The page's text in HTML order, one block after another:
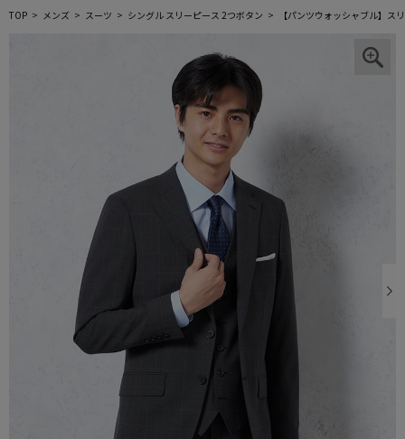
TOP メンズ スーツ シングル スリーピース 2つボタン 【パンツウォッシャブル】ス